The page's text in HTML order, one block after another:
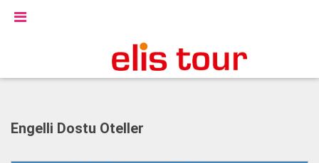
Engelli Dostu Oteller